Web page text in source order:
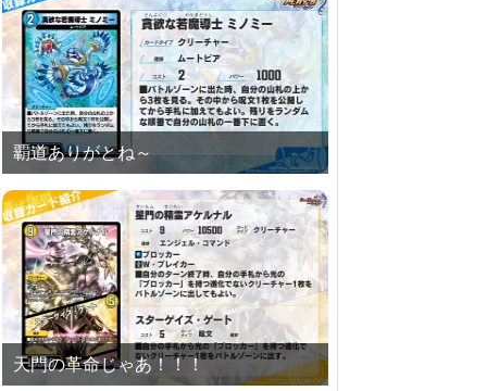
覇道ありがとね～
天門の革命じゃあ！！！